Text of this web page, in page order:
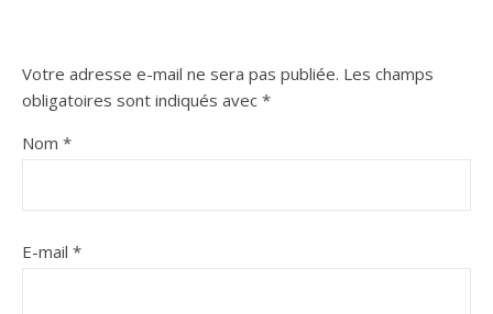
Votre adresse e-mail ne sera pas publiée. Les champs
obligatoires sont indiqués avec *
Nom *
E-mail *